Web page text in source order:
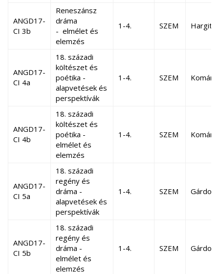
ANGD17-
CI 3b
Reneszánsz
dráma
- elmélet és
elemzés
1-4. SZEM
ANGD17-
CI 4a
18. századi
költészet és
poétika -
alapvetések és
perspektívák
1-4. SZEM
ANGD17-
CI 4b
18. századi
költészet és
poétika -
elmélet és
elemzés
1-4. SZEM
ANGD17-
CI 5a
18. századi
regény és
dráma -
alapvetések és
perspektívák
1-4. SZEM Gárdos
ANGD17-
CI 5b
18. századi
regény és
dráma -
elmélet és
elemzés
1-4. SZEM Gárdos